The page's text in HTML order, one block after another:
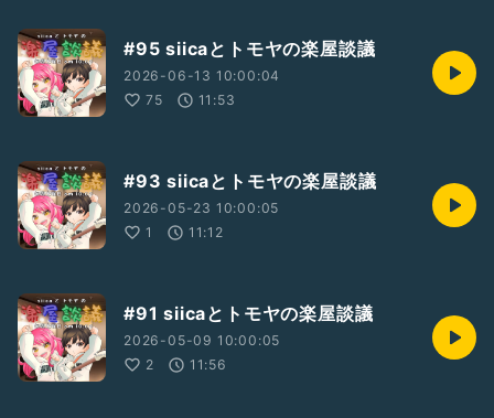
#95 siicaとトモヤの楽屋談議
2026-06-13 10:00:04
75
11:53
#93 siicaとトモヤの楽屋談議
2026-05-23 10:00:05
1
11:12
#91 siicaとトモヤの楽屋談議
2026-05-09 10:00:05
2
11:56